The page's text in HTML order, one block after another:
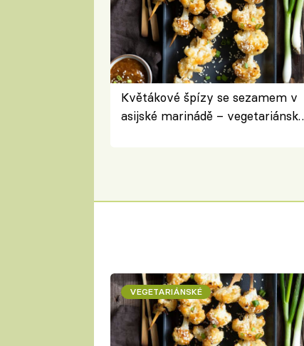
Květákové špízy se sezamem v
asijské marinádě – vegetariánská
VEGETARIÁNSKÉ